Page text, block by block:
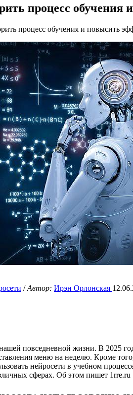
процесс
процесс обучения и повысить
/Автор: Ирэн Орлонская
повседневной жизни. В 2025
меню на неделю. Кроме
нейросети в учебном
сферах. Об этом пишет 1rre.ru